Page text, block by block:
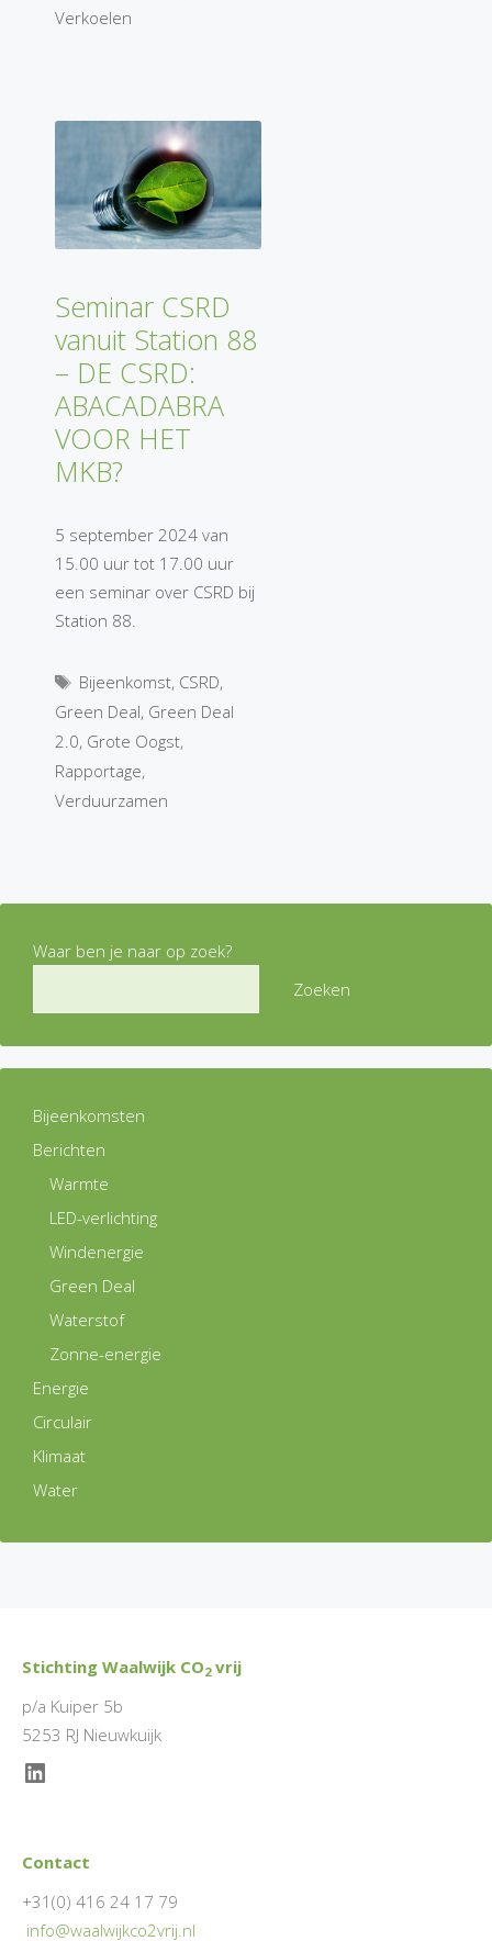
Verkoelen
Seminar CSRD
vanuit Station 88
– DE CSRD:
ABACADABRA
VOOR HET
MKB?
5 september 2024 van
15.00 uur tot 17.00 uur
een seminar over CSRD bij
Station 88.
Tags
Bijeenkomst, CSRD,
Green Deal, Green Deal
2.0, Grote Oogst,
Rapportage,
Verduurzamen
Waar ben je naar op zoek?
Zoeken
Bijeenkomsten
Berichten
Warmte
LED-verlichting
Windenergie
Green Deal
Waterstof
Zonne-energie
Energie
Circulair
Klimaat
Water
Stichting Waalwijk CO2vrij
p/a Kuiper 5b
5253 RJ Nieuwkuijk
LinkedIn
Contact
+31(0) 416 24 17 79
info@waalwijkco2vrij.nl